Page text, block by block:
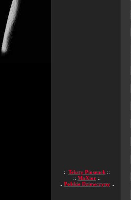
:: Teksty Piosenek ::
:: MaXior ::
:: Polskie Dziewczyny ::